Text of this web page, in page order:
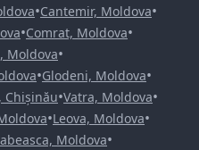
•Cantemir, Moldova•
•Comrat, Moldova•
Moldova•
•Glodeni, Moldova•
Chișinău•Vatra, Moldova•
•Leova, Moldova•
Moldova•